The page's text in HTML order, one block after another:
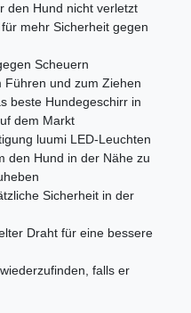
den Hund nicht verletzt
mehr Sicherheit gegen
Scheuern
Führen und zum Ziehen
beste Hundegeschirr in
dem Markt
luumi LED-Leuchten
den Hund in der Nähe zu
Sicherheit in der
Draht für eine bessere
falls er